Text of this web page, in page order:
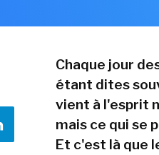
Chaque jour
étant dites
vient à l'esprit
mais ce qui se
Et c'est là que